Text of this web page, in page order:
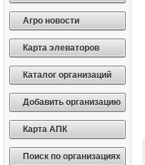
Агро новости
Карта элеваторов
Каталог организаций
Добавить организацию
Карта АПК
Поиск по организациях